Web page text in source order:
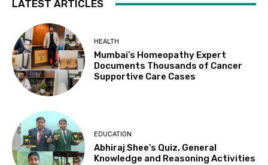
LATEST ARTICLES
HEALTH
Mumbai’s Homeopathy Expert
Documents Thousands of Cancer
Supportive Care Cases
EDUCATION
Abhiraj Shee’s Quiz, General
Knowledge and Reasoning Activities